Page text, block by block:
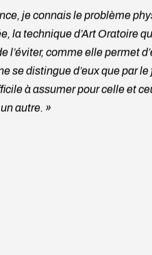
je connais le problème
la technique d’Art Oratoire
l’éviter, comme elle permet
se distingue d’eux que par le
à assumer pour celle et
autre. »